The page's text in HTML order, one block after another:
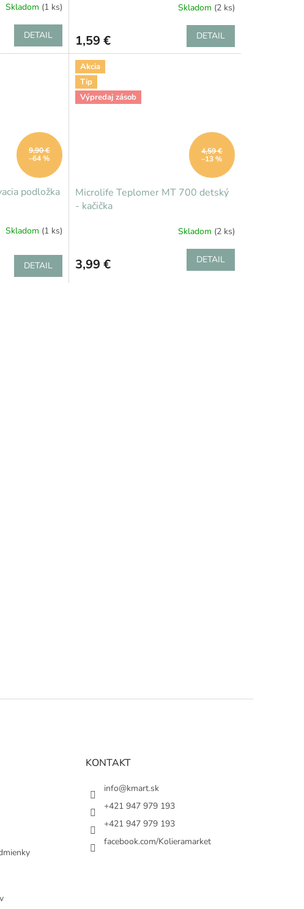
Skladom (1 ks)
DETAIL
Skladom (2 ks)
1,59 € DETAIL
9,90 €
–64 %
podložka
Skladom (1 ks)
DETAIL
Akcia
Tip
Výpredaj zásob
4,59 €
–13 %
Microlife Teplomer MT 700 detský
- kačička
Skladom (2 ks)
3,99 € DETAIL
KONTAKT
info@kmart.sk
+421 947 979 193
+421 947 979 193
facebook.com/Kolieramarket